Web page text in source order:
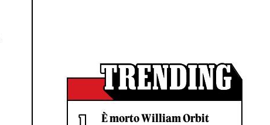
È morto William Orbit